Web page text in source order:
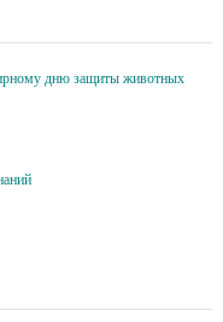
дню защиты животных